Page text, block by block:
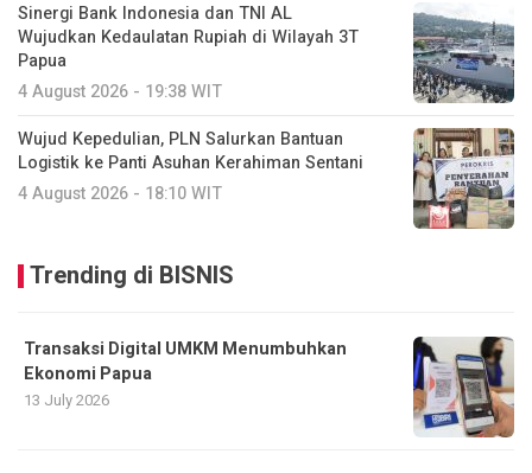
Sinergi Bank Indonesia dan TNI AL
Wujudkan Kedaulatan Rupiah di Wilayah 3T
Papua
4 August 2026 - 19:38 WIT
Wujud Kepedulian, PLN Salurkan Bantuan
Logistik ke Panti Asuhan Kerahiman Sentani
4 August 2026 - 18:10 WIT
Trending di BISNIS
Transaksi Digital UMKM Menumbuhkan
Ekonomi Papua
13 July 2026